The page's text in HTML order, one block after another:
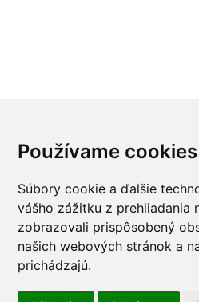
Používame cookies
Súbory cookie a ďalšie
vášho zážitku z prehliadania
zobrazovali prispôsobený
našich webových stránok a
prichádzajú.